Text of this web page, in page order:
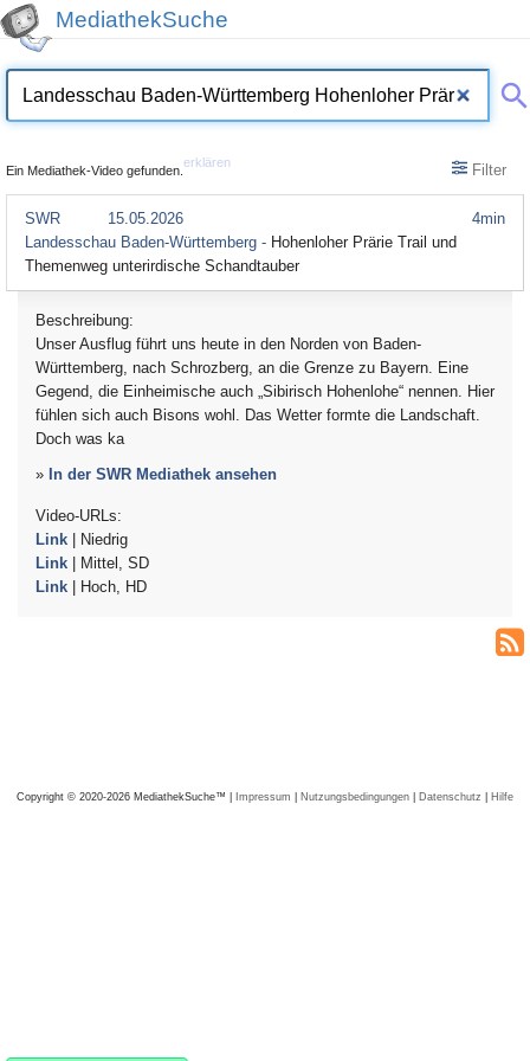
MediathekSuche
Ein Mediathek-Video gefunden.
erklären Filter
4min
SWR
15.05.2026
Landesschau Baden-Württemberg - Hohenloher Prärie Trail und
Themenweg unterirdische Schandtauber
Beschreibung:
Unser Ausflug führt uns heute in den Norden von Baden-
Württemberg, nach Schrozberg, an die Grenze zu Bayern. Eine
Gegend, die Einheimische auch „Sibirisch Hohenlohe“ nennen. Hier
fühlen sich auch Bisons wohl. Das Wetter formte die Landschaft.
Doch was ka
» In der SWR Mediathek ansehen
Video-URLs:
Link | Niedrig
Link | Mittel, SD
Link | Hoch, HD
Copyright © 2020-2026 MediathekSuche™ | Impressum | Nutzungsbedingungen | Datenschutz | Hilfe